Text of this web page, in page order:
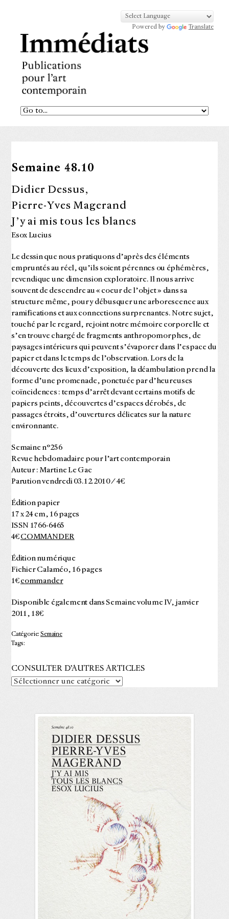
Powered by Translate
Semaine 48.10
Didier Dessus,
Pierre-Yves Magerand
J’y ai mis tous les blancs
Esox Lucius
Le dessin que nous pratiquons d’après des éléments
empruntés au réel, qu’ils soient pérennes ou éphémères,
revendique une dimension exploratoire. Il nous arrive
souvent de descendre au « coeur de l’objet » dans sa
structure même, pour y débusquer une arborescence aux
ramifications et aux connections surprenantes. Notre sujet,
touché par le regard, rejoint notre mémoire corporelle et
s’en trouve chargé de fragments anthropomorphes, de
paysages intérieurs qui peuvent s’évaporer dans l’espace du
papier et dans le temps de l’observation. Lors de la
découverte des lieux d’exposition, la déambulation prend la
forme d’une promenade, ponctuée par d’heureuses
coïncidences : temps d’arrêt devant certains motifs de
papiers peints, découvertes d’espaces dérobés, de
passages étroits, d’ouvertures délicates sur la nature
environnante.
Semaine n°256
Revue hebdomadaire pour l’art contemporain
Auteur : Martine Le Gac
Parution vendredi 03.12.2010 / 4€
Édition papier
17 x 24 cm, 16 pages
ISSN 1766-6465
4€ COMMANDER
Édition numérique
Fichier Calaméo, 16 pages
1€ commander
Disponible également dans Semaine volume IV, janvier
2011, 18€
Catégorie: Semaine
Tags:
CONSULTER D’AUTRES ARTICLES